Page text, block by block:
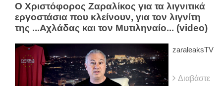
Ο Χριστόφορος Ζαραλίκος για τα λιγνιτικά
εργοστάσια που κλείνουν, για τον λιγνίτη
της ...Αχλάδας και τον Μυτιληναίο... (video)
zaraleaksTV
Διαβάστε